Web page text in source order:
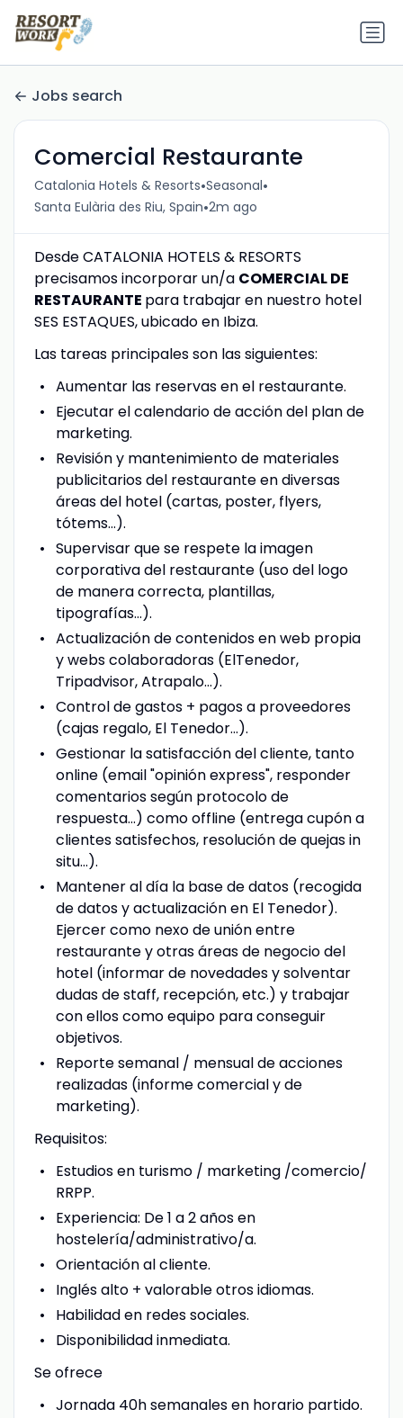
Jobs search
Comercial Restaurante
Catalonia Hotels & Resorts•Seasonal•
Santa Eulària des Riu, Spain•2m ago
Desde CATALONIA HOTELS & RESORTS
precisamos incorporar un/a COMERCIAL DE
RESTAURANTE para trabajar en nuestro hotel
SES ESTAQUES, ubicado en Ibiza.
Las tareas principales son las siguientes:
Aumentar las reservas en el restaurante.
Ejecutar el calendario de acción del plan de
marketing.
Revisión y mantenimiento de materiales
publicitarios del restaurante en diversas
áreas del hotel (cartas, poster, flyers,
tótems…).
Supervisar que se respete la imagen
corporativa del restaurante (uso del logo
de manera correcta, plantillas,
tipografías…).
Actualización de contenidos en web propia
y webs colaboradoras (ElTenedor,
Tripadvisor, Atrapalo…).
Control de gastos + pagos a proveedores
(cajas regalo, El Tenedor…).
Gestionar la satisfacción del cliente, tanto
online (email "opinión express", responder
comentarios según protocolo de
respuesta…) como offline (entrega cupón a
clientes satisfechos, resolución de quejas in
situ…).
Mantener al día la base de datos (recogida
de datos y actualización en El Tenedor).
Ejercer como nexo de unión entre
restaurante y otras áreas de negocio del
hotel (informar de novedades y solventar
dudas de staff, recepción, etc.) y trabajar
con ellos como equipo para conseguir
objetivos.
Reporte semanal / mensual de acciones
realizadas (informe comercial y de
marketing).
Requisitos:
Estudios en turismo / marketing /comercio/
RRPP.
Experiencia: De 1 a 2 años en
hostelería/administrativo/a.
Orientación al cliente.
Inglés alto + valorable otros idiomas.
Habilidad en redes sociales.
Disponibilidad inmediata.
Se ofrece
Jornada 40h semanales en horario partido.